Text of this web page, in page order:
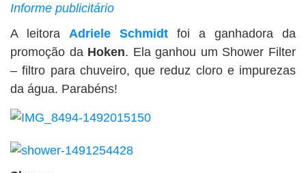
Informe publicitário
A leitora
Adriele Schmidt
foi a ganhadora da
promoção da Hoken. Ela ganhou um Shower Filter
– filtro para chuveiro, que reduz cloro e impurezas
da água. Parabéns!